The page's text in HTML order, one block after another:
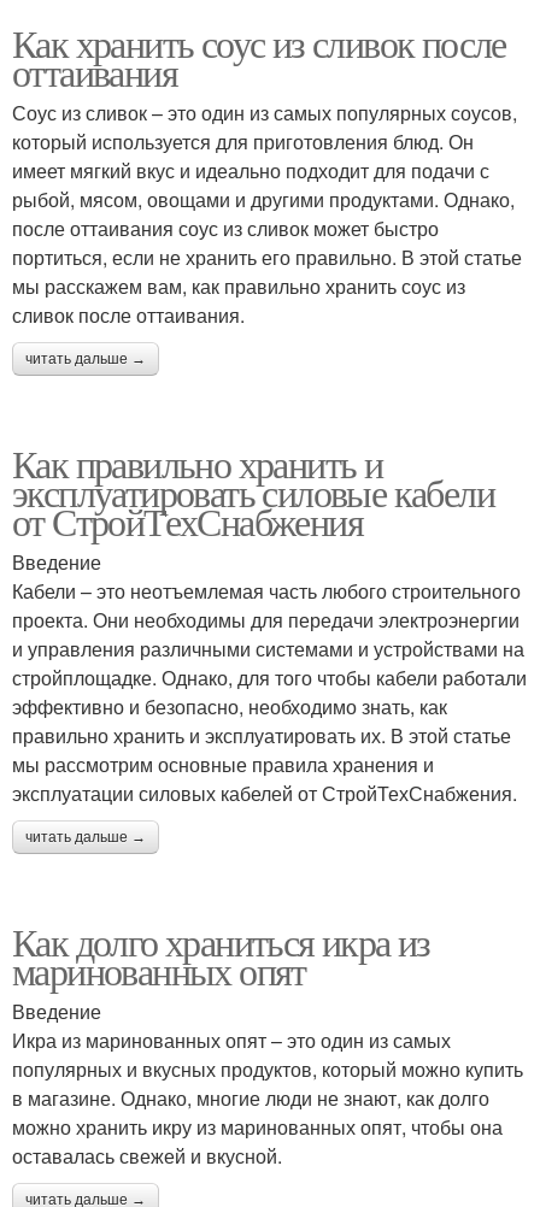
Как хранить соус из сливок после
оттаивания
Соус из сливок – это один из самых популярных соусов,
который используется для приготовления блюд. Он
имеет мягкий вкус и идеально подходит для подачи с
рыбой, мясом, овощами и другими продуктами. Однако,
после оттаивания соус из сливок может быстро
портиться, если не хранить его правильно. В этой статье
мы расскажем вам, как правильно хранить соус из
сливок после оттаивания.
читать дальше →
Как правильно хранить и
эксплуатировать силовые кабели
от СтройТехСнабжения
Введение
Кабели – это неотъемлемая часть любого строительного
проекта. Они необходимы для передачи электроэнергии
и управления различными системами и устройствами на
стройплощадке. Однако, для того чтобы кабели работали
эффективно и безопасно, необходимо знать, как
правильно хранить и эксплуатировать их. В этой статье
мы рассмотрим основные правила хранения и
эксплуатации силовых кабелей от СтройТехСнабжения.
читать дальше →
Как долго храниться икра из
маринованных опят
Введение
Икра из маринованных опят – это один из самых
популярных и вкусных продуктов, который можно купить
в магазине. Однако, многие люди не знают, как долго
можно хранить икру из маринованных опят, чтобы она
оставалась свежей и вкусной.
читать дальше →